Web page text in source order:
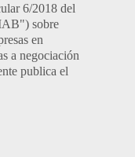
6/2018 del
sobre
en
a negociación
publica el